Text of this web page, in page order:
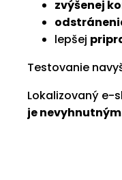
zvýšenej
lepšej
Testovanie
Lokalizovaný e-
je